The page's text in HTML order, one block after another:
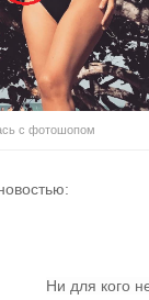
с фотошопом
Ни для кого